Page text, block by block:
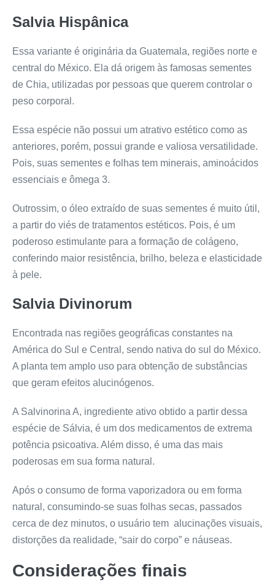
Salvia Hispânica
Essa variante é originária da Guatemala, regiões norte e
central do México. Ela dá origem às famosas sementes
de Chia, utilizadas por pessoas que querem controlar o
peso corporal.
Essa espécie não possui um atrativo estético como as
anteriores, porém, possui grande e valiosa versatilidade.
Pois, suas sementes e folhas tem minerais, aminoácidos
essenciais e ômega 3.
Outrossim, o óleo extraído de suas sementes é muito útil,
a partir do viés de tratamentos estéticos. Pois, é um
poderoso estimulante para a formação de colágeno,
conferindo maior resistência, brilho, beleza e elasticidade
à pele.
Salvia Divinorum
Encontrada nas regiões geográficas constantes na
América do Sul e Central, sendo nativa do sul do México.
A planta tem amplo uso para obtenção de substâncias
que geram efeitos alucinógenos.
A Salvinorina A, ingrediente ativo obtido a partir dessa
espécie de Sálvia, é um dos medicamentos de extrema
potência psicoativa. Além disso, é uma das mais
poderosas em sua forma natural.
Após o consumo de forma vaporizadora ou em forma
natural, consumindo-se suas folhas secas, passados
cerca de dez minutos, o usuário tem alucinações visuais,
distorções da realidade, “sair do corpo” e náuseas.
Considerações finais